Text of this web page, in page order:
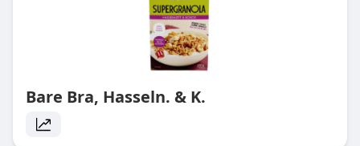
Bare Bra, Hasseln. & K.